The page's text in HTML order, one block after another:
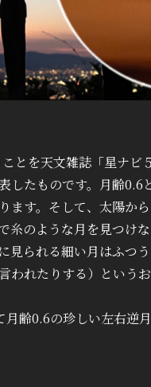
とを天文雑誌「星ナビ
したものです。月齢0.6
ます。そして、太陽か
糸のような月を見つけ
見られる細い月はふつ
われたりする）という
齢0.6の珍しい左右逆月